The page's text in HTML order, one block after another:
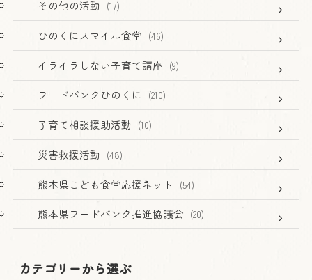
その他の活動 (17)
ひのくにスマイル食堂 (46)
イライラしない子育て講座 (9)
フードバンクひのくに (210)
子育て相談援助活動 (10)
災害救援活動 (48)
熊本県こども食堂応援ネット (54)
熊本県フードバンク推進協議会 (20)
カテゴリーから選ぶ